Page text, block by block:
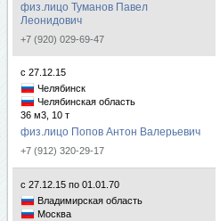
физ.лицо Туманов Павел
Леонидович
+7 (920) 029-69-47
с 27.12.15
Челябинск
Челябинская область
36 м3, 10 т
физ.лицо Попов Антон Валерьевич
+7 (912) 320-29-17
с 27.12.15 по 01.01.70
Владимирская область
Москва